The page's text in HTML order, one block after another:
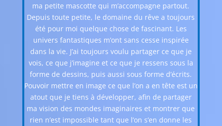
ma petite mascotte qui m’accompagne partout.
Depuis toute petite, le domaine du rêve a toujours
été pour moi quelque chose de fascinant. Les
univers fantastiques m’ont sans cesse inspirée
dans la vie. J’ai toujours voulu partager ce que je
vois, ce que j’imagine et ce que je ressens sous la
forme de dessins, puis aussi sous forme d’écrits.
Pouvoir mettre en image ce que l’on a en tête est un
atout que je tiens à développer, afin de partager
ma vision des mondes imaginaires et montrer que
rien n’est impossible tant que l’on s’en donne les